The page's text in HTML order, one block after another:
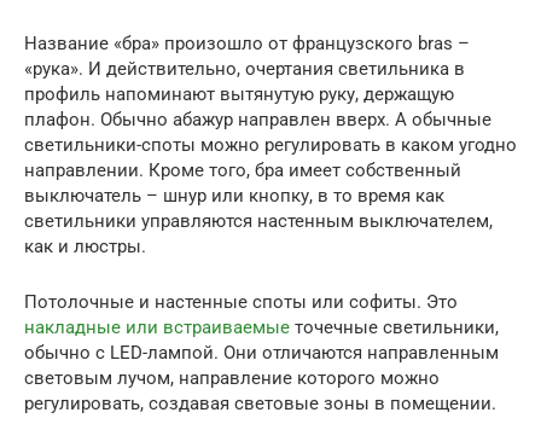
Название «бра» произошло от французского bras –
«рука». И действительно, очертания светильника в
профиль напоминают вытянутую руку, держащую
плафон. Обычно абажур направлен вверх. А обычные
светильники-споты можно регулировать в каком угодно
направлении. Кроме того, бра имеет собственный
выключатель – шнур или кнопку, в то время как
светильники управляются настенным выключателем,
как и люстры.
Потолочные и настенные споты или софиты. Это
накладные или встраиваемые точечные светильники,
обычно с LED-лампой. Они отличаются направленным
световым лучом, направление которого можно
регулировать, создавая световые зоны в помещении.